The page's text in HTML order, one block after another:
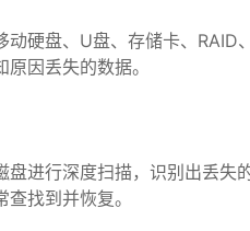
动硬盘、U盘、存储卡、
因丢失的数据。
盘进行深度扫描，识别出丢
找到并恢复。